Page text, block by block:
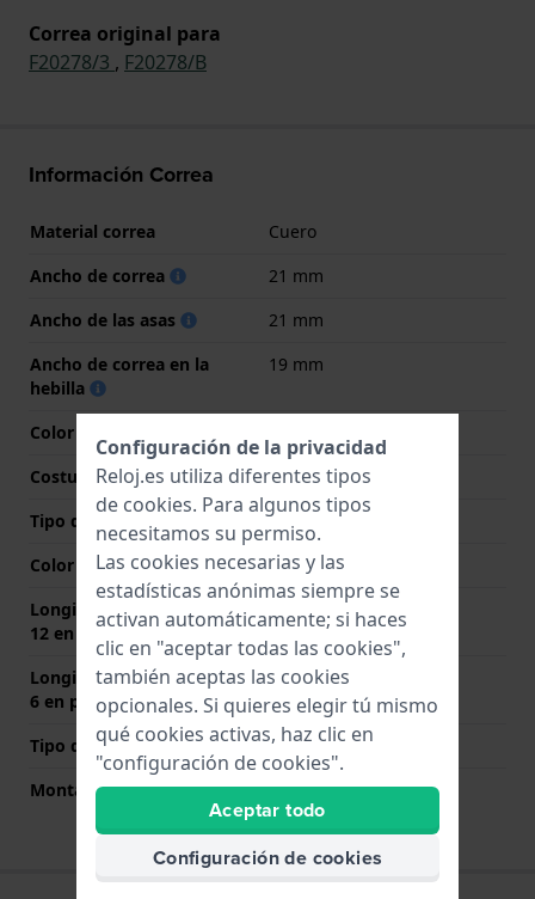
Correa original para
F20278/3 , F20278/B
Información Correa
Material correa
Cuero
Ancho de correa
21 mm
Ancho de las asas
21 mm
Ancho de correa en la
hebilla
19 mm
Color de correa
Costura de color
Azul
Tipo de cierre
Hebilla
Color del cierre
Plateado
Longitud de la correa a las
12 en punto (mm)
80 mm
Longitud de la correa a las
6 en punto (mm)
120 mm
Tipo de montaje
Pasadores de resorte
Montaje Recto
Si
Configuración de la privacidad
Reloj.es utiliza diferentes tipos
de cookies. Para algunos tipos
necesitamos su permiso.
Las cookies necesarias y las
estadísticas anónimas siempre se
activan automáticamente; si haces
clic en "aceptar todas las cookies",
también aceptas las cookies
opcionales. Si quieres elegir tú mismo
qué cookies activas, haz clic en
"configuración de cookies".
Aceptar todo
Configuración de cookies